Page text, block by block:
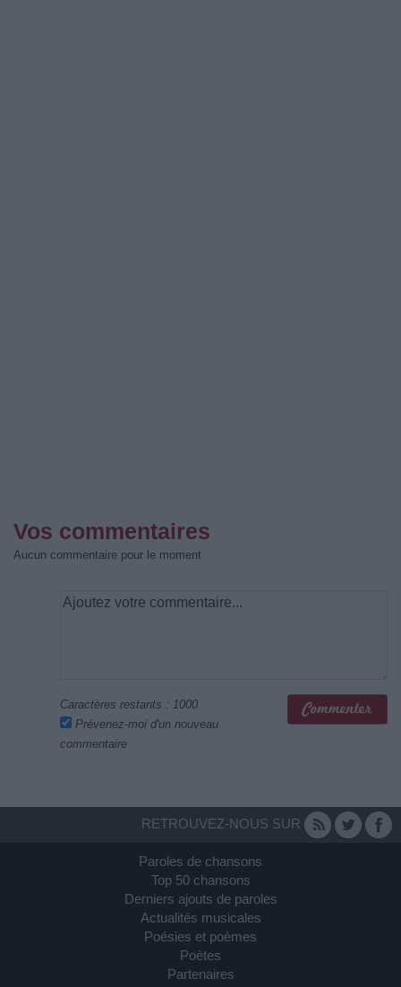
Vos commentaires
Aucun commentaire pour le moment
Caractères restants : 1000
Prévenez-moi d'un nouveau
commentaire
RETROUVEZ-NOUS SUR
Paroles de chansons
Top 50 chansons
Derniers ajouts de paroles
Actualités musicales
Poésies et poèmes
Poètes
Partenaires